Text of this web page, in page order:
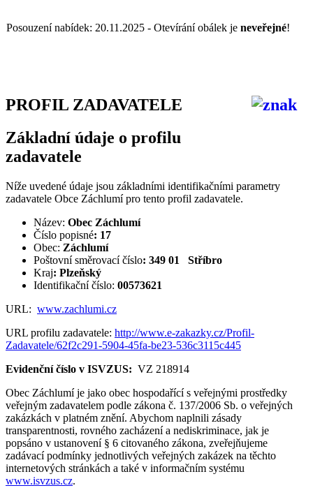
Posouzení nabídek: 20.11.2025 - Otevírání obálek jeneveřejné!
PROFIL ZADAVATELE
Základní údaje o profilu
zadavatele
Níže uvedené údaje jsou základními identifikačními parametry
zadavatele Obce Záchlumí pro tento profil zadavatele.
Název: Obec Záchlumí
Číslo popisné: 17
Obec: Záchlumí
Poštovní směrovací číslo: 349 01 Stříbro
Kraj: Plzeňský
Identifikační číslo: 00573621
URL: www.zachlumi.cz
URL profilu zadavatele: http://www.e-zakazky.cz/Profil-
Zadavatele/62f2c291-5904-45fa-be23-536c3115c445
Evidenční číslo v ISVZUS: VZ 218914
Obec Záchlumí je jako obec hospodařící s veřejnými prostředky
veřejným zadavatelem podle zákona č. 137/2006 Sb. o veřejných
zakázkách v platném znění. Abychom naplnili zásady
transparentnosti, rovného zacházení a nediskriminace, jak je
popsáno v ustanovení § 6 citovaného zákona, zveřejňujeme
zadávací podmínky jednotlivých veřejných zakázek na těchto
internetových stránkách a také v informačním systému
www.isvzus.cz.